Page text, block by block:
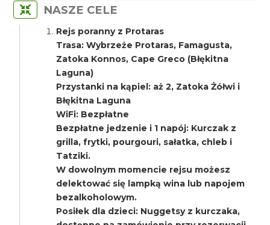
NASZE CELE
Rejs poranny z Protaras
Trasa: Wybrzeże Protaras, Famagusta,
Zatoka Konnos, Cape Greco (Błękitna
Laguna)
Przystanki na kąpiel: aż 2, Zatoka Żółwi i
Błękitna Laguna
WiFi: Bezpłatne
Bezpłatne jedzenie i 1 napój: Kurczak z
grilla, frytki, pourgouri, sałatka, chleb i
Tatziki.
W dowolnym momencie rejsu możesz
delektować się lampką wina lub napojem
bezalkoholowym.
Posiłek dla dzieci: Nuggetsy z kurczaka,